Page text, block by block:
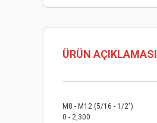
ÜRÜN AÇIKLAMASI
M8 - M12 (5/16 - 1/2")
0 - 2,300